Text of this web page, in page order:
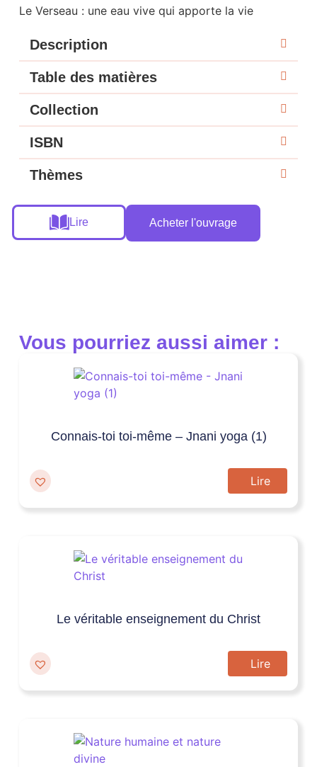
Le Verseau : une eau vive qui apporte la vie
Description
Table des matières
Collection
ISBN
Thèmes
Lire Acheter l'ouvrage
Vous pourriez aussi aimer :
Connais-toi toi-même – Jnani yoga (1)
Lire
Le véritable enseignement du Christ
Lire